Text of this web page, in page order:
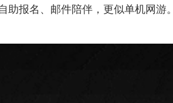
助报名、邮件陪伴，更似单机网游。